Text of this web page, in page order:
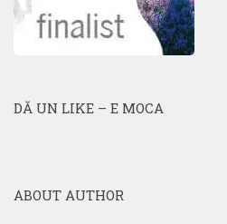
DĂ UN LIKE – E MOCA
ABOUT AUTHOR